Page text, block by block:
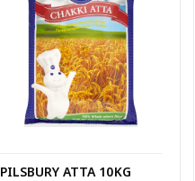
PILSBURY ATTA 10KG